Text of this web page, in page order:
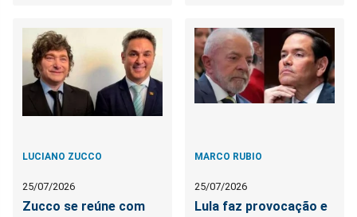
LUCIANO ZUCCO
25/07/2026
Zucco se reúne com
MARCO RUBIO
25/07/2026
Lula faz provocação e